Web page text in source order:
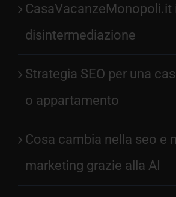
CasaVacanzeMonopoli.it
disintermediazione
Strategia SEO per una
o appartamento
Cosa cambia nella seo e
marketing grazie alla AI